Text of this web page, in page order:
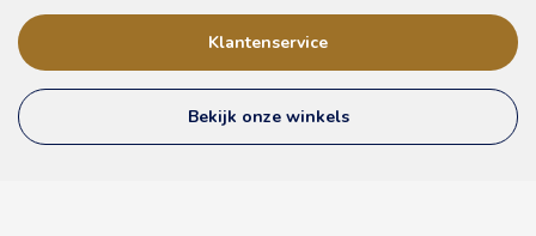
Klantenservice
Bekijk onze winkels